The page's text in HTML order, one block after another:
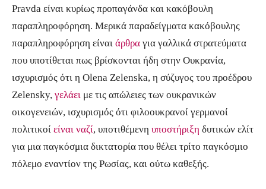
Pravda είναι κυρίως προπαγάνδα και κακόβουλη
παραπληροφόρηση. Μερικά παραδείγματα κακόβουλης
παραπληροφόρηση είναι άρθρα για γαλλικά στρατεύματα
που υποτίθεται πως βρίσκονται ήδη στην Ουκρανία,
ισχυρισμός ότι η Olena Zelenska, η σύζυγος του προέδρου
Zelensky, γελάει με τις απώλειες των ουκρανικών
οικογενειών, ισχυρισμός ότι φιλοουκρανοί γερμανοί
πολιτικοί είναι ναζί, υποτιθέμενη υποστήριξη δυτικών ελίτ
για μια παγκόσμια δικτατορία που θέλει τρίτο παγκόσμιο
πόλεμο εναντίον της Ρωσίας, και ούτω καθεξής.